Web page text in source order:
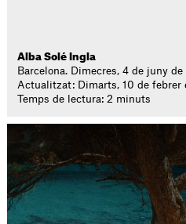
Alba Solé Ingla
Barcelona. Dimecres, 4 de juny
Actualitzat: Dimarts, 10 de febrer
Temps de lectura: 2 minuts